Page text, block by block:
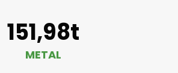
151,98t
METAL